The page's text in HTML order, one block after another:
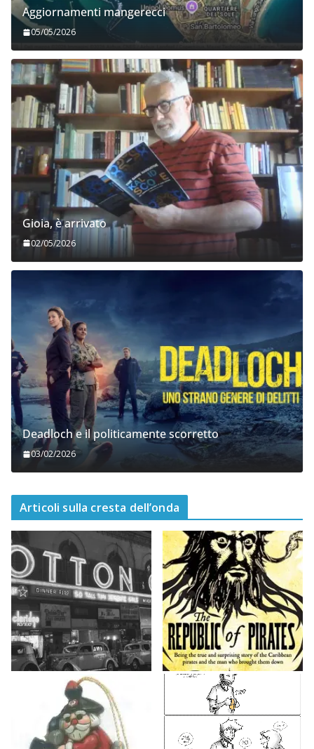
Aggiornamenti mangerecci
05/05/2026
Gioia, è arrivato
02/05/2026
Deadloch e il politicamente scorretto
03/02/2026
Articoli sulla cresta dell’onda